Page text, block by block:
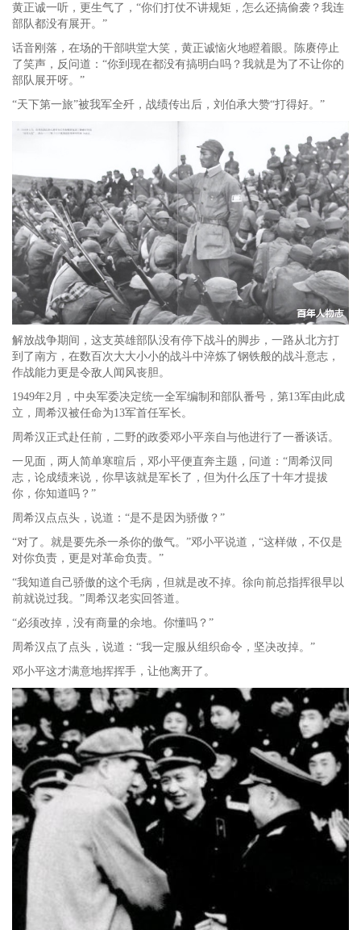
黄正诚一听，更生气了，“你们打仗不讲规矩，怎么还搞偷袭？我连
部队都没有展开。”
话音刚落，在场的干部哄堂大笑，黄正诚恼火地瞪着眼。陈赓停止
了笑声，反问道：“你到现在都没有搞明白吗？我就是为了不让你的
部队展开呀。”
“天下第一旅”被我军全歼，战绩传出后，刘伯承大赞“打得好。”
解放战争期间，这支英雄部队没有停下战斗的脚步，一路从北方打
到了南方，在数百次大大小小的战斗中淬炼了钢铁般的战斗意志，
作战能力更是令敌人闻风丧胆。
1949年2月，中央军委决定统一全军编制和部队番号，第13军由此成
立，周希汉被任命为13军首任军长。
周希汉正式赴任前，二野的政委邓小平亲自与他进行了一番谈话。
一见面，两人简单寒暄后，邓小平便直奔主题，问道：“周希汉同
志，论成绩来说，你早该就是军长了，但为什么压了十年才提拔
你，你知道吗？”
周希汉点点头，说道：“是不是因为骄傲？”
“对了。就是要先杀一杀你的傲气。”邓小平说道，“这样做，不仅是
对你负责，更是对革命负责。”
“我知道自己骄傲的这个毛病，但就是改不掉。徐向前总指挥很早以
前就说过我。”周希汉老实回答道。
“必须改掉，没有商量的余地。你懂吗？”
周希汉点了点头，说道：“我一定服从组织命令，坚决改掉。”
邓小平这才满意地挥挥手，让他离开了。